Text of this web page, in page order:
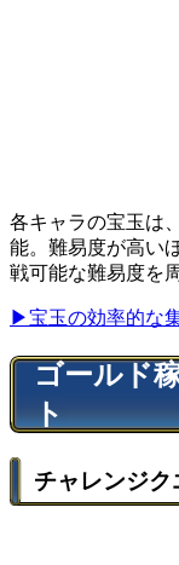
各キャラの宝玉は
能。難易度が高い
戦可能な難易度を
▶宝玉の効率的な
ゴールド
ト
チャレンジク